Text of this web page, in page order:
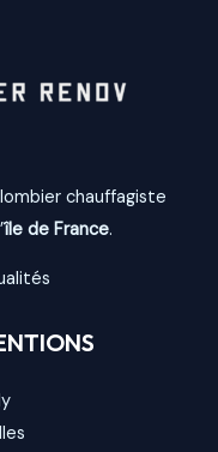
chauffagiste
île de France.